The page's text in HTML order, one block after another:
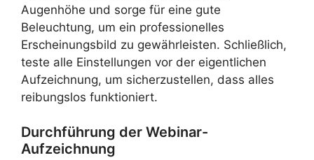
Augenhöhe und sorge für eine gute
Beleuchtung, um ein professionelles
Erscheinungsbild zu gewährleisten. Schließlich,
teste alle Einstellungen vor der eigentlichen
Aufzeichnung, um sicherzustellen, dass alles
reibungslos funktioniert.
Durchführung der Webinar-
Aufzeichnung